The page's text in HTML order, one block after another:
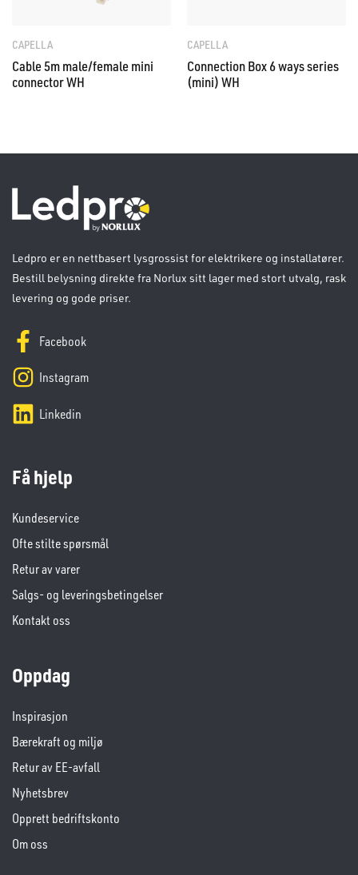
CAPELLA
Cable 5m male/female mini
connector WH
CAPELLA
Connection Box 6 ways series
(mini) WH
Ledpro er en nettbasert lysgrossist for elektrikere og installatører.
Bestill belysning direkte fra Norlux sitt lager med stort utvalg, rask
levering og gode priser.
Facebook
Instagram
Linkedin
Få hjelp
Kundeservice
Ofte stilte spørsmål
Retur av varer
Salgs- og leveringsbetingelser
Kontakt oss
Oppdag
Inspirasjon
Bærekraft og miljø
Retur av EE-avfall
Nyhetsbrev
Opprett bedriftskonto
Om oss